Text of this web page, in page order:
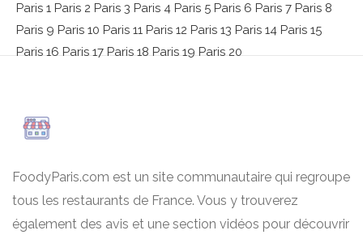
Paris 1 Paris 2 Paris 3 Paris 4 Paris 5 Paris 6 Paris 7 Paris 8
Paris 9 Paris 10 Paris 11 Paris 12 Paris 13 Paris 14 Paris 15
Paris 16 Paris 17 Paris 18 Paris 19 Paris 20
FoodyParis.com est un site communautaire qui regroupe
tous les restaurants de France. Vous y trouverez
également des avis et une section vidéos pour découvrir